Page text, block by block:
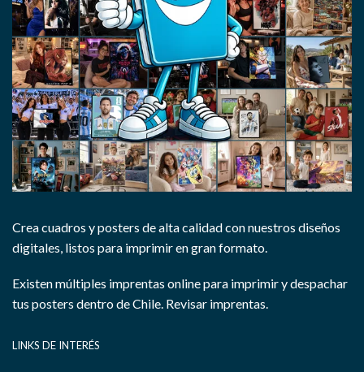
Crea cuadros y posters de alta calidad con nuestros diseños
digitales, listos para imprimir en gran formato.
Existen múltiples imprentas online para imprimir y despachar
tus posters dentro de Chile. Revisar imprentas.
LINKS DE INTERÉS